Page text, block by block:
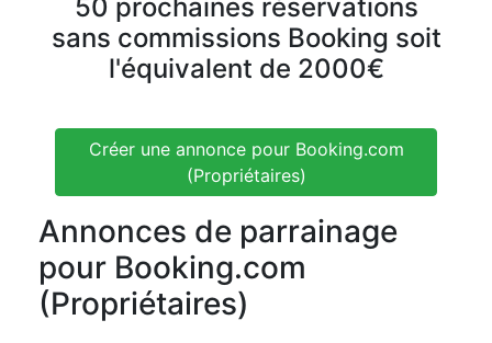
50 prochaines réservations
sans commissions Booking soit
l'équivalent de 2000€
Créer une annonce pour Booking.com
(Propriétaires)
Annonces de parrainage
pour Booking.com
(Propriétaires)